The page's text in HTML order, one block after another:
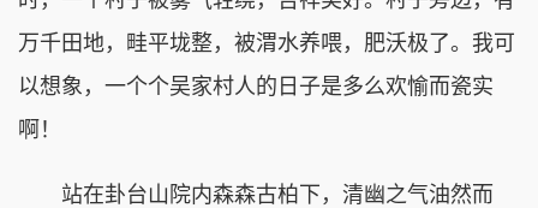
万千田地，畦平垅整，被渭水养喂，肥沃极了。我可
以想象，一个个吴家村人的日子是多么欢愉而瓷实
啊！
站在卦台山院内森森古柏下，清幽之气油然而